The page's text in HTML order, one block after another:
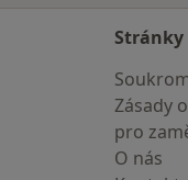
Stránky
Zásady
pro
O nás